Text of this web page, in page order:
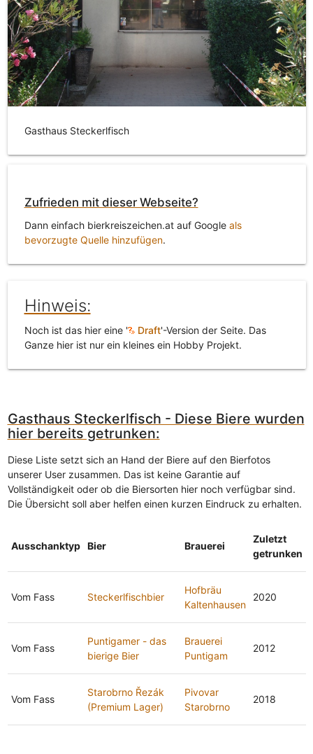
Gasthaus Steckerlfisch
Zufrieden mit dieser Webseite?
Dann einfach bierkreiszeichen.at auf Google als
bevorzugte Quelle hinzufügen.
Hinweis:
Noch ist das hier eine ' Draft'-Version der Seite. Das
Ganze hier ist nur ein kleines ein Hobby Projekt.
Gasthaus Steckerlfisch - Diese Biere wurden
hier bereits getrunken:
Diese Liste setzt sich an Hand der Biere auf den Bierfotos
unserer User zusammen. Das ist keine Garantie auf
Vollständigkeit oder ob die Biersorten hier noch verfügbar sind.
Die Übersicht soll aber helfen einen kurzen Eindruck zu erhalten.
Ausschanktyp Bier Brauerei
Zuletzt
getrunken
Vom Fass Steckerlfischbier
Hofbräu
Kaltenhausen
2020
Vom Fass
Puntigamer - das
bierige Bier
Brauerei
Puntigam
2012
Vom Fass
Starobrno Řezák
(Premium Lager)
Pivovar
Starobrno
2018